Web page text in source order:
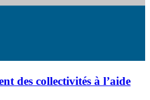
des collectivités à l’aide